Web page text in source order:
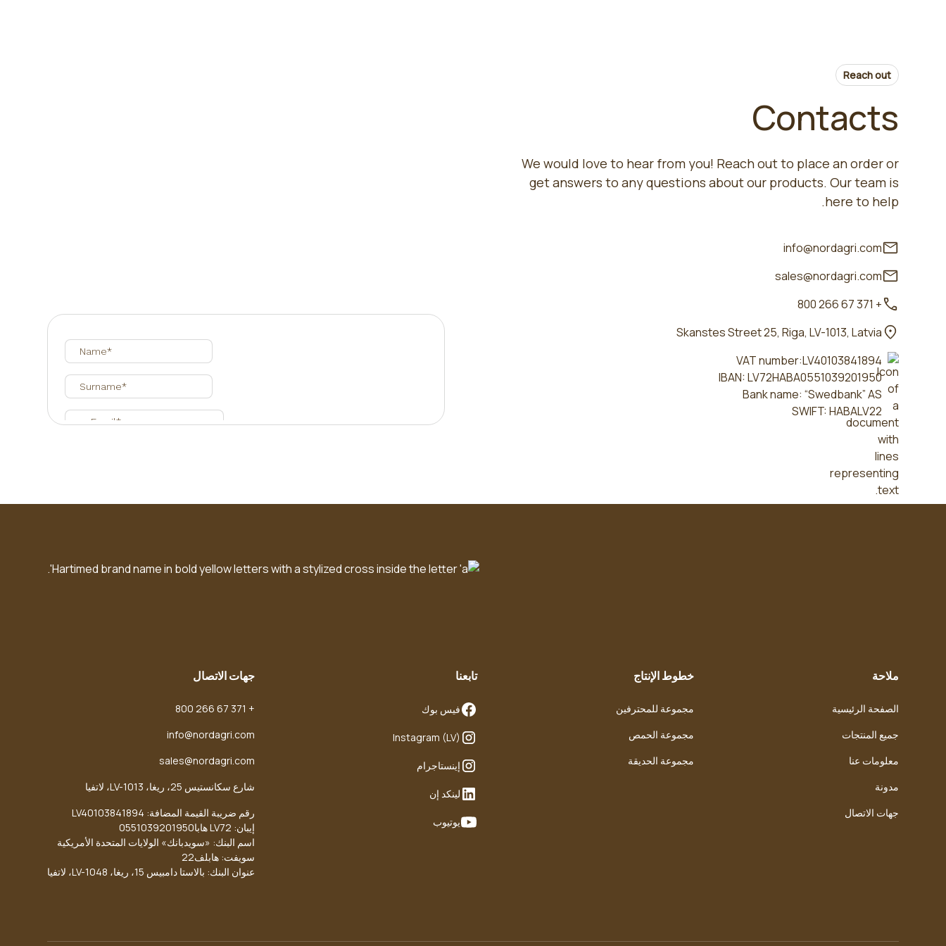
Reach out
Contacts
We would love to hear from you! Reach out to place an order or
get answers to any questions about our products. Our team is
here to help.
info@nordagri.com
sales@nordagri.com
+ 371 67 266 800
Skanstes Street 25, Riga, LV-1013, Latvia
VAT number:LV40103841894
IBAN: LV72HABA0551039201950
Bank name: “Swedbank” AS
SWIFT: HABALV22
ملاحة
الصفحة الرئيسية
جميع المنتجات
معلومات عنا
مدونة
جهات الاتصال
خطوط الإنتاج
مجموعة للمحترفين
مجموعة الحمص
مجموعة الحديقة
تابعنا
فيس بوك
Instagram (LV)
إينستاجرام
لينكد إن
يوتيوب
جهات الاتصال
+ 371 67 266 800
info@nordagri.com
sales@nordagri.com
شارع سكانستيس 25، ريغا، LV-1013، لاتفيا
رقم ضريبة القيمة المضافة: LV40103841894
إيبان: LV72 هابا0551039201950
اسم البنك: «سويدبانك» الولايات المتحدة الأمريكية
سويفت: هابلف22
عنوان البنك: بالاستا دامبيس 15، ريغا، LV-1048، لاتفيا